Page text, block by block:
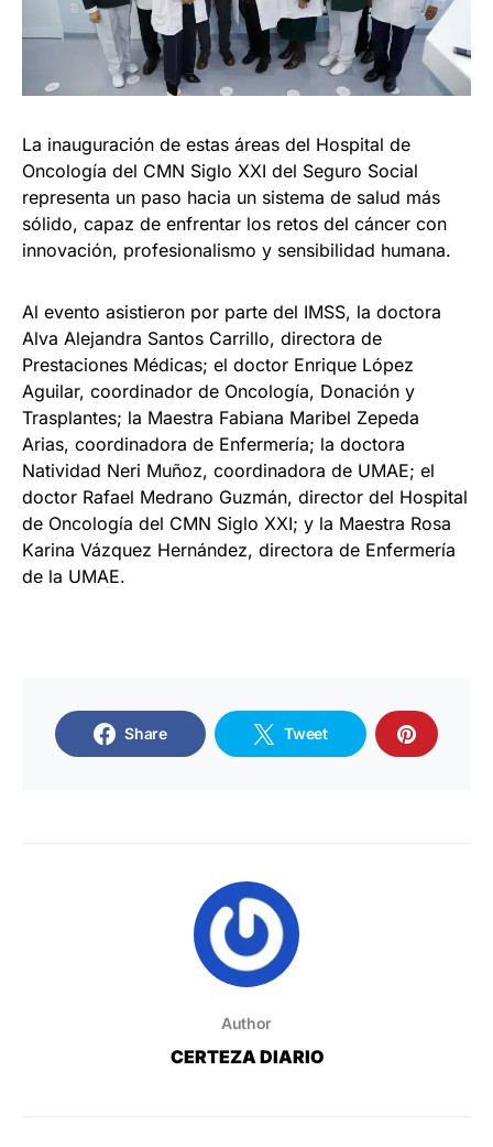
La inauguración de estas áreas del Hospital de
Oncología del CMN Siglo XXI del Seguro Social
representa un paso hacia un sistema de salud más
sólido, capaz de enfrentar los retos del cáncer con
innovación, profesionalismo y sensibilidad humana.
Al evento asistieron por parte del IMSS, la doctora
Alva Alejandra Santos Carrillo, directora de
Prestaciones Médicas; el doctor Enrique López
Aguilar, coordinador de Oncología, Donación y
Trasplantes; la Maestra Fabiana Maribel Zepeda
Arias, coordinadora de Enfermería; la doctora
Natividad Neri Muñoz, coordinadora de UMAE; el
doctor Rafael Medrano Guzmán, director del Hospital
de Oncología del CMN Siglo XXI; y la Maestra Rosa
Karina Vázquez Hernández, directora de Enfermería
de la UMAE.
Share Tweet
Author
CERTEZA DIARIO